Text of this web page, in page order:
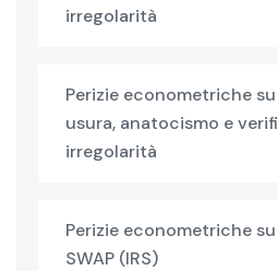
irregolarità
Perizie econometriche
usura, anatocismo e
irregolarità
Perizie econometriche
SWAP (IRS)